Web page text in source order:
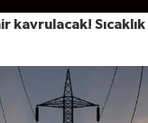
kavrulacak!